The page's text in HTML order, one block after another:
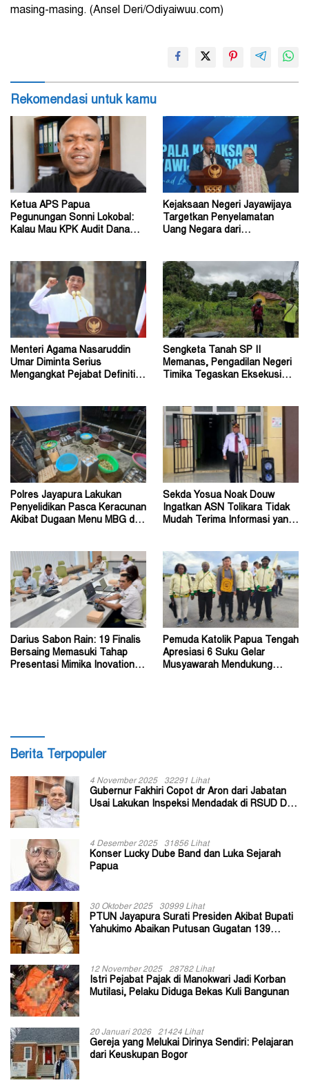
masing-masing. (Ansel Deri/Odiyaiwuu.com)
Rekomendasi untuk kamu
Ketua APS Papua
Pegunungan Sonni Lokobal:
Kalau Mau KPK Audit Dana
Kejaksaan Negeri Jayawijaya
Targetkan Penyelamatan
Uang Negara dari
Menteri Agama Nasaruddin
Umar Diminta Serius
Mengangkat Pejabat Definitif
Sengketa Tanah SP II
Memanas, Pengadilan Negeri
Timika Tegaskan Eksekusi
Polres Jayapura Lakukan
Penyelidikan Pasca Keracunan
Akibat Dugaan Menu MBG di
Sekda Yosua Noak Douw
Ingatkan ASN Tolikara Tidak
Mudah Terima Informasi yang
Darius Sabon Rain: 19 Finalis
Bersaing Memasuki Tahap
Presentasi Mimika Inovation
Pemuda Katolik Papua Tengah
Apresiasi 6 Suku Gelar
Musyawarah Mendukung
Berita Terpopuler
4 November 2025 32291 Lihat
Gubernur Fakhiri Copot dr Aron dari Jabatan
Usai Lakukan Inspeksi Mendadak di RSUD Dok
4 Desember 2025 31856 Lihat
Konser Lucky Dube Band dan Luka Sejarah
Papua
30 Oktober 2025 30999 Lihat
PTUN Jayapura Surati Presiden Akibat Bupati
Yahukimo Abaikan Putusan Gugatan 139
12 November 2025 28782 Lihat
Istri Pejabat Pajak di Manokwari Jadi Korban
Mutilasi, Pelaku Diduga Bekas Kuli Bangunan
20 Januari 2026 21424 Lihat
Gereja yang Melukai Dirinya Sendiri: Pelajaran
dari Keuskupan Bogor